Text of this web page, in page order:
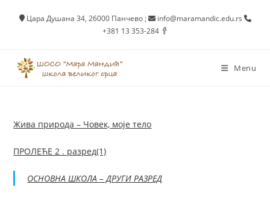
Цара Душана 34, 26000 Панчево;
info@maramandic.edu.rs
+381 13 353-284
Menu
Жива природа – Човек, моје тело
ПРОЛЕЋЕ 2 . разред(1)
ОСНОВНА ШКОЛА – ДРУГИ РАЗРЕД